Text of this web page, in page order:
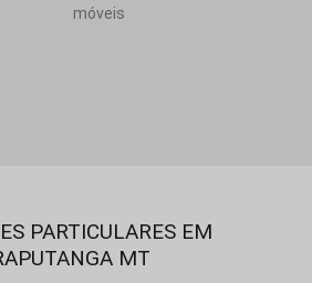
móveis
PARTICULARES EM
MT